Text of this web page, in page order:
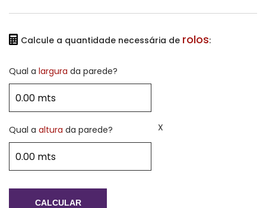
Calcule a quantidade necessária de rolos:
Qual a largura da parede?
X
Qual a altura da parede?
CALCULAR